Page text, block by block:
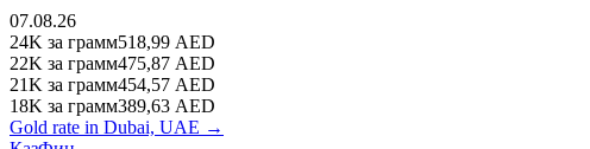
07.08.26
24K за грамм518,99 AED
22K за грамм475,87 AED
21K за грамм454,57 AED
18K за грамм389,63 AED
Gold rate in Dubai, UAE →